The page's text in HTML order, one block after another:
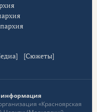
] [Сюжеты]
информация
«Красноярская